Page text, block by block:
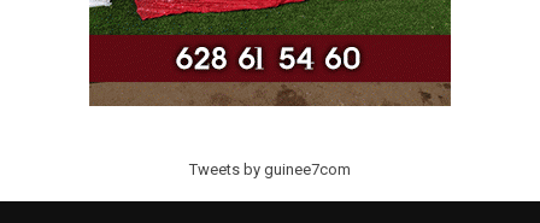
Tweets by guinee7com